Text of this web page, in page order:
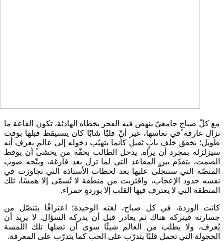
مع كلّ صباحٍ جامعيّ ينهض فيه الفجر بخطاه الهادئة، تكون القاعة ما
تزال غارقة في نعاسها، غير أنّ قلبًا شابًا كان يستيقظ قبلها بوقت
طويل؛ يخفق خلف بابٍ ثقيل كأنما يتهيّب دخوله إلى عالمٍ يعرف أنه
سيزلزله بمجرد أن يراه. يدخل الطالب بخفّة من يخشى أن يوقظ
الصمت، يتقدّم بين المقاعد التي لما تزل بعد فارغة، ويتّجه صوب
المنصّة التي ستتجلّى عليها بعد لحظات الأستاذة التي تجاوزت في
نفسه حدود الإعجاب، واقتربت من منطقة لا تُسمّى إلا همسًا، تلك
المنطقة التي لا يعترف فيها القلب إلا بوردةٍ حمراء.
كانت الوردة، في كل صباح، لغته الوحيدة؛ اعترافًا يتنصّل من
جسارته فيتركه هناك ثم يغادر قبل أن يدركه السؤال. لا يريد أن
يُعرف، ولا يطلب من العالم شيئًا سوى أن تصلها تلك اللمسة
الخجولة التي تحمل قلبًا يتدرّب على الحب كما يتدرّب على المعرفة.